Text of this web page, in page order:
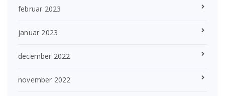
februar 2023
januar 2023
december 2022
november 2022